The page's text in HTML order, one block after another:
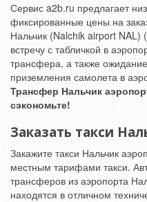
Сервис a2b.ru предлагает
фиксированные цены на
Нальчик (Nalchik airport
встречу с табличкой в
трансфера, а также
приземления самолета в
Трансфер Нальчик
сэкономьте!
Заказать такси
Закажите такси Нальчик
местным тарифами такси.
трансферов из аэропорта
находятся в отличном